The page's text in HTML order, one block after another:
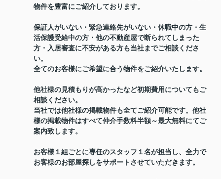
物件を豊富にご紹介しております。
保証人がいない・緊急連絡先がいない・休職中の方・生
活保護受給中の方・他の不動産屋で断られてしまった
方・入居審査に不安がある方も当社までご相談くださ
い。
全てのお客様にご希望に合う物件をご紹介いたします。
他社様の見積もりが高かったなど初期費用についてもご
相談ください。
当社では他社様の掲載物件も全てご紹介可能です。他社
様の掲載物件はすべて仲介手数料半額～最大無料にてご
案内致します。
お客様１組ごとに専任のスタッフ１名が担当し、全力で
お客様のお部屋探しをサポートさせていただきます。